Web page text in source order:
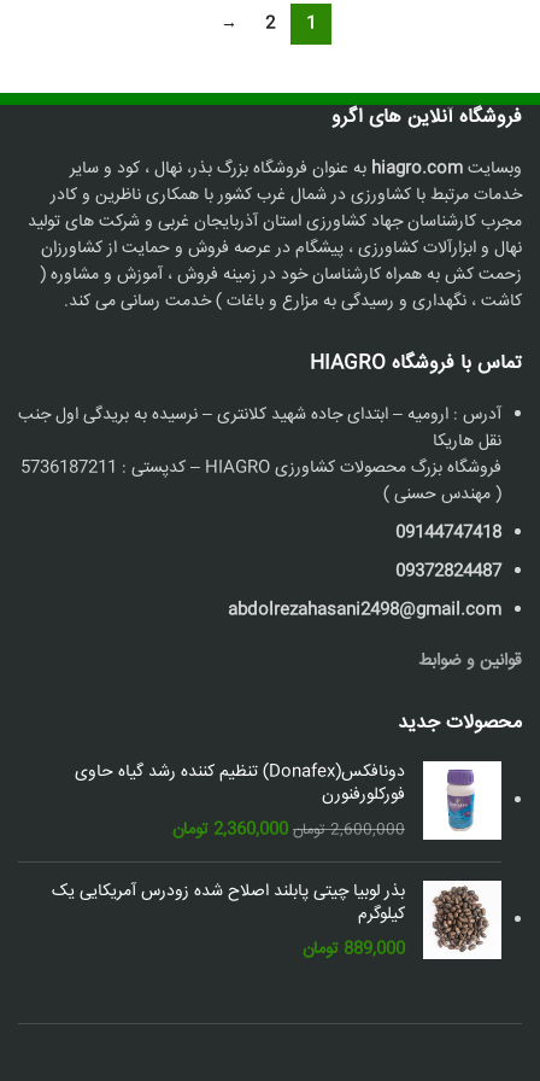
1
2
→
فروشگاه آنلاین های اگرو
وبسایتhiagro.com به عنوان فروشگاه بزرگ بذر، نهال ، کود و سایر
خدمات مرتبط با کشاورزی در شمال غرب کشور با همکاری ناظرین و کادر
مجرب کارشناسان جهاد کشاورزی استان آذربایجان غربی و شرکت های تولید
نهال و ابزارآلات کشاورزی ، پیشگام در عرصه فروش و حمایت از کشاورزان
زحمت کش به همراه کارشناسان خود در زمینه فروش ، آموزش و مشاوره (
کاشت ، نگهداری و رسیدگی به مزارع و باغات ) خدمت رسانی می کند.
تماس با فروشگاه HIAGRO
آدرس : ارومیه – ابتدای جاده شهید کلانتری – نرسیده به بریدگی اول جنب
نقل هاریکا
فروشگاه بزرگ محصولات کشاورزی HIAGRO – کدپستی : 5736187211
( مهندس حسنی )
09144747418
09372824487
abdolrezahasani2498@gmail.com
قوانین و ضوابط
محصولات جدید
دونافکس(Donafex) تنظیم کننده رشد گیاه حاوی
فورکلورفنورن
2,600,000 تومان قیمت
اصلی:
2,600,000 تومان
2,360,000 تومانقیمت
فعلی:
2,360,000 تومان.
بذر لوبیا چیتی پابلند اصلاح شده زودرس آمریکایی یک
کیلوگرم
889,000 تومان